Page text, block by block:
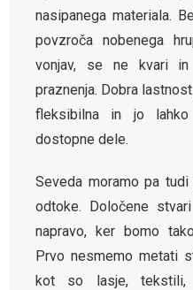
nasipanega materiala.
povzroča nobenega
vonjav, se ne kvari in
praznenja. Dobra
fleksibilna in jo
dostopne dele.
Seveda moramo pa
odtoke. Določene
napravo, ker bomo
Prvo nesmemo metati
kot so lasje, tekstili,